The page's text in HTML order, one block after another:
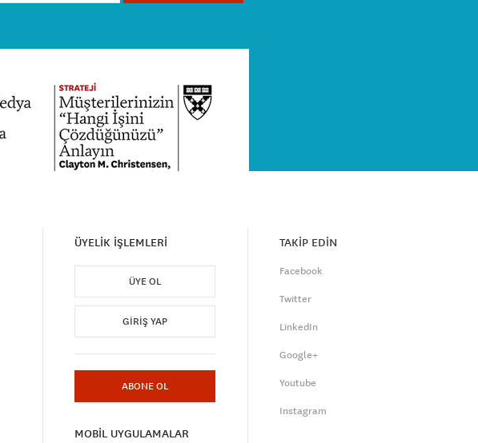
ÜYELİK İŞLEMLERİ
ÜYE OL
GIRIŞ YAP
ABONE OL
MOBİL UYGULAMALAR
TAKİP EDİN
Facebook
Twitter
LinkedIn
Google+
Youtube
Instagram